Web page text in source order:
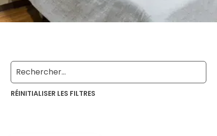
RÉINITIALISER LES FILTRES